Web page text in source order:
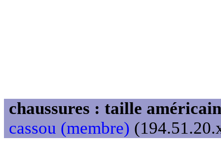
chaussures : taille
cassou (membre)